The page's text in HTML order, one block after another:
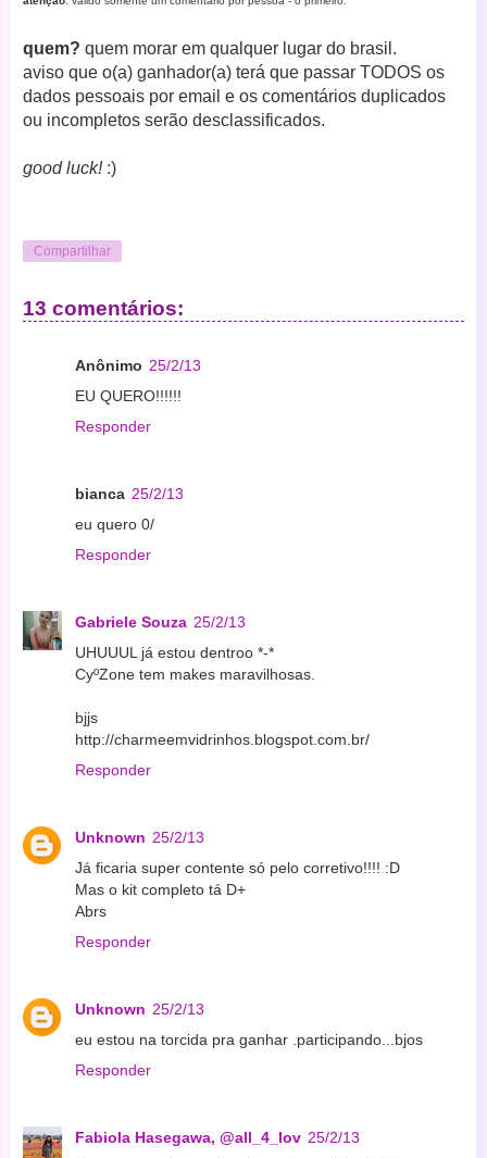
quem? quem morar em qualquer lugar do brasil.
aviso que o(a) ganhador(a) terá que passar TODOS os
dados pessoais por email e os comentários duplicados
ou incompletos serão desclassificados.
good luck! :)
Compartilhar
13 comentários:
Anônimo 25/2/13
EU QUERO!!!!!!
Responder
bianca 25/2/13
eu quero 0/
Responder
Gabriele Souza 25/2/13
UHUUUL já estou dentroo *-*
CyºZone tem makes maravilhosas.
bjjs
http://charmeemvidrinhos.blogspot.com.br/
Responder
Unknown 25/2/13
Já ficaria super contente só pelo corretivo!!!! :D
Mas o kit completo tá D+
Abrs
Responder
Unknown 25/2/13
eu estou na torcida pra ganhar .participando...bjos
Responder
Fabiola Hasegawa, @all_4_lov 25/2/13